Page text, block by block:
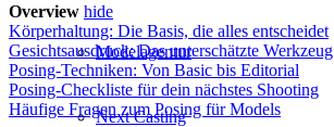
Modelagentur
Next Casting
Overview hide
Körperhaltung: Die Basis, die alles entscheidet
Gesichtsausdruck: Das unterschätzte Werkzeug
Posing-Techniken: Von Basic bis Editorial
Posing-Checkliste für dein nächstes Shooting
Häufige Fragen zum Posing für Models